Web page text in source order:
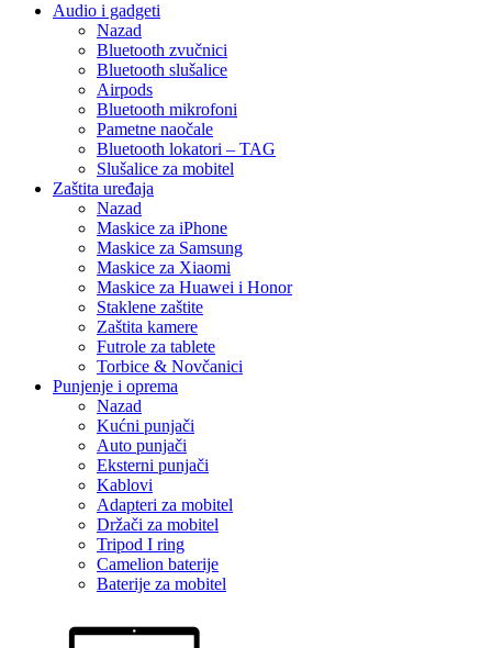
Audio i gadgeti
Nazad
Bluetooth zvučnici
Bluetooth slušalice
Airpods
Bluetooth mikrofoni
Pametne naočale
Bluetooth lokatori – TAG
Slušalice za mobitel
Zaštita uređaja
Nazad
Maskice za iPhone
Maskice za Samsung
Maskice za Xiaomi
Maskice za Huawei i Honor
Staklene zaštite
Zaštita kamere
Futrole za tablete
Torbice & Novčanici
Punjenje i oprema
Nazad
Kućni punjači
Auto punjači
Eksterni punjači
Kablovi
Adapteri za mobitel
Držači za mobitel
Tripod I ring
Camelion baterije
Baterije za mobitel